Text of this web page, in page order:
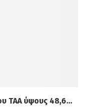
ΤΑΑ ύψους 48,6...